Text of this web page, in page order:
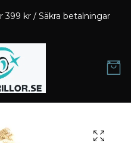
399 kr / Säkra betalningar